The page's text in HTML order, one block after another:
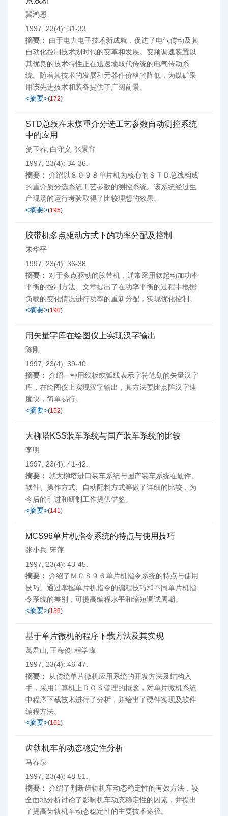
冀鸿恩
1997, 23(4): 31-33.
摘要：
由于电力电子技术新成就，促进了电气传动及其
自动化控制技术划时代的变革和发展。变频调速装置以
其优良的技术特性正在迅速地取代传统的电气传动系
统。随着其技术的发展和元器件价格的降低，为煤矿采
用该先进技术和装备提供了广阔前景。
<摘要>(172)
STD总线在末煤重介分选工艺参数自动测控系统
中的应用
贺玉春, 白守义 , 张景宵
1997, 23(4): 34-36.
摘要： 介绍以８０９８单片机为核心的ＳＴＤ总线构成
的重介质分选系统工艺参数的测控系统。该系统经过生
产现场的运行考验取得了比较理想的效果。
<摘要>(195)
胶带机多点驱动方式下的功率分配及控制
朱华平
1997, 23(4): 36-38.
摘要：
对于多点驱动的胶带机，通常采用软起动加功率
平衡的控制方法。文章提出了在功率平衡的过程中根据
负载的变化情况进行功率的重新分配，实现优化控制。
<摘要>(190)
用矢量字库在绘图仪上实现汉字输出
陈刚
1997, 23(4): 39-40.
摘要： 介绍一种用线板或弧线表示字符笔划的矢量汉字
库，在绘图仪上实现汉字输出，其方法要比点阵汉字速
度快，简单易行。
<摘要>(152)
大柳塔KSS装车系统与国产装车系统的比较
李明
1997, 23(4): 41-42.
摘要： 就大柳塔进口装车系统与国产装车系统在硬件、
软件、操作方式、自动配料方式等做了详细的比较，为
今后的引进和研制工作提供借鉴。
<摘要>(141)
MCS96单片机指令系统的特点与使用技巧
张小兵, 宋萍
1997, 23(4): 43-45.
摘要： 介绍了ＭＣＳ９６单片机指令系统的特点与使用
技巧。通过掌握单片机指令的编程技巧和不同单片机指
令系统的差别，可提高编程水平和缩短调试周期。
<摘要>(136)
基于单片微机的程序下载方法及其实现
葛君山, 王海俊, 程学峰
1997, 23(4): 46-47.
摘要：
从传统单片微机应用系统的开发方法及结构入
手，采用计算机上ＤＯＳ管理的概念，对单片微机系统
中程序下载技术进行了分析，并给出了硬件实现及软件
编程方法。
<摘要>(161)
齿轨机车的动态稳定性分析
马春泉
1997, 23(4): 48-51.
摘要： 介绍了判断齿轨机车动态稳定性的有效方法，较
全面地分析讨论了影响机车动态稳定性的因素，并提出
了提高齿轨机车动态稳定性的主要技术途径。